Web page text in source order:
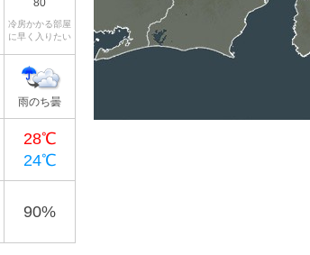
80
冷房かかる部屋
に早く入りたい
雨のち曇
28℃
24℃
90%